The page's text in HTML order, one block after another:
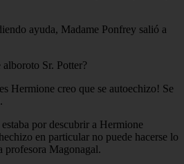
ayuda, Madame Ponfrey salió a
alboroto Sr. Potter?
Hermione creo que se autoechizo! Se
por descubrir a Hermione
en particular no puede hacerse lo
profesora Magonagal.